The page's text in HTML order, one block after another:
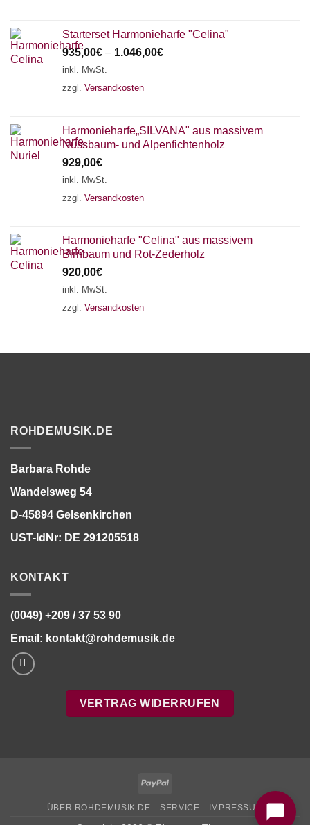
Starterset Harmonieharfe "Celina"
935,00€ – 1.046,00€
inkl. MwSt.
zzgl. Versandkosten
Harmonieharfe„SILVANA" aus massivem
Nussbaum- und Alpenfichtenholz
929,00€
inkl. MwSt.
zzgl. Versandkosten
Harmonieharfe "Celina" aus massivem
Birnbaum und Rot-Zederholz
920,00€
inkl. MwSt.
zzgl. Versandkosten
ROHDEMUSIK.DE
Barbara Rohde
Wandelsweg 54
D-45894 Gelsenkirchen
UST-IdNr: DE 291205518
KONTAKT
(0049) +209 / 37 53 90
Email: kontakt@rohdemusik.de
VERTRAG WIDERRUFEN
PayPal
ÜBER ROHDEMUSIK.DE SERVICE IMPRESSUM